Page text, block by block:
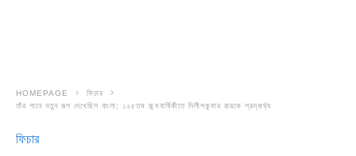
HOMEPAGE
ফিচার
তাঁর গানে নতুন রূপ দেখেছিল বাংলা; ১২৫তম জন্মবার্ষিকীতে দিলীপকুমার রায়কে শ্রদ্ধার্ঘ্য
ফিচার